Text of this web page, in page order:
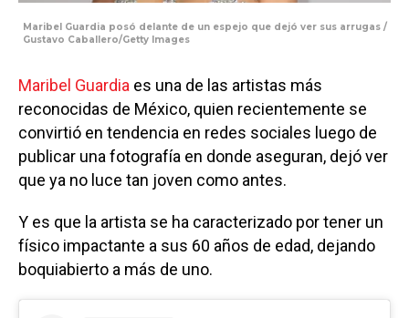
Maribel Guardia posó delante de un espejo que dejó ver sus arrugas /
Gustavo Caballero/Getty Images
Maribel Guardia es una de las artistas más
reconocidas de México, quien recientemente se
convirtió en tendencia en redes sociales luego de
publicar una fotografía en donde aseguran, dejó ver
que ya no luce tan joven como antes.
Y es que la artista se ha caracterizado por tener un
físico impactante a sus 60 años de edad, dejando
boquiabierto a más de uno.